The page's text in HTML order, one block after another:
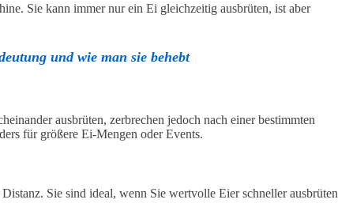
Sie kann immer nur ein Ei gleichzeitig ausbrüten, ist aber
und wie man sie behebt
ausbrüten, zerbrechen jedoch nach einer bestimmten
für größere Ei-Mengen oder Events.
Sie sind ideal, wenn Sie wertvolle Eier schneller ausbrüten